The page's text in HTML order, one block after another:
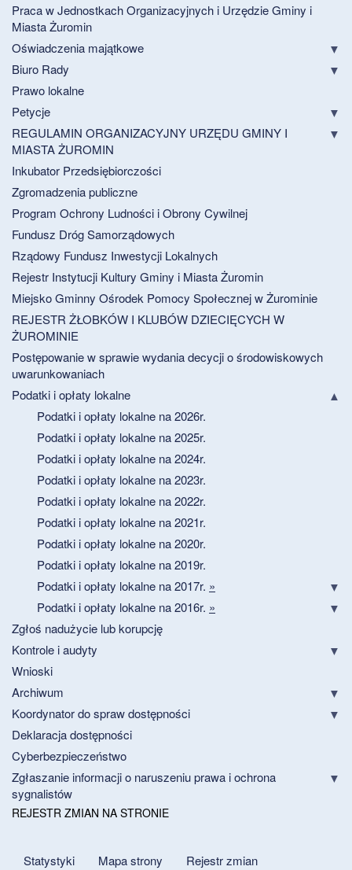
Praca w Jednostkach Organizacyjnych i Urzędzie Gminy i
Miasta Żuromin
Oświadczenia majątkowe
Biuro Rady
Prawo lokalne
Petycje
REGULAMIN ORGANIZACYJNY URZĘDU GMINY I
MIASTA ŻUROMIN
Inkubator Przedsiębiorczości
Zgromadzenia publiczne
Program Ochrony Ludności i Obrony Cywilnej
Fundusz Dróg Samorządowych
Rządowy Fundusz Inwestycji Lokalnych
Rejestr Instytucji Kultury Gminy i Miasta Żuromin
Miejsko Gminny Ośrodek Pomocy Społecznej w Żurominie
REJESTR ŻŁOBKÓW I KLUBÓW DZIECIĘCYCH W
ŻUROMINIE
Postępowanie w sprawie wydania decycji o środowiskowych
uwarunkowaniach
Podatki i opłaty lokalne
Podatki i opłaty lokalne na 2026r.
Podatki i opłaty lokalne na 2025r.
Podatki i opłaty lokalne na 2024r.
Podatki i opłaty lokalne na 2023r.
Podatki i opłaty lokalne na 2022r.
Podatki i opłaty lokalne na 2021r.
Podatki i opłaty lokalne na 2020r.
Podatki i opłaty lokalne na 2019r.
Podatki i opłaty lokalne na 2017r. »
Podatki i opłaty lokalne na 2016r. »
Zgłoś nadużycie lub korupcję
Kontrole i audyty
Wnioski
Archiwum
Koordynator do spraw dostępności
Deklaracja dostępności
Cyberbezpieczeństwo
Zgłaszanie informacji o naruszeniu prawa i ochrona
sygnalistów
REJESTR ZMIAN NA STRONIE
Statystyki Mapa strony Rejestr zmian